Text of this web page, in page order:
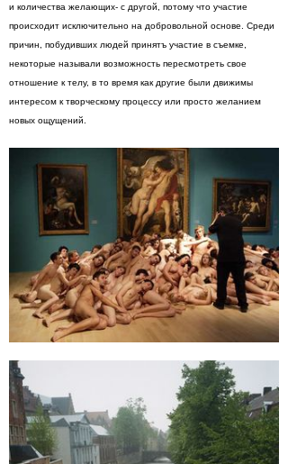
и количества желающих- с другой, потому что участие
происходит исключительно на добровольной основе. Среди
причин, побудивших людей принятъ участие в съемке,
некоторые называли возможность пересмотреть свое
отношение к телу, в то время как другие были движимы
интересом к творческому процессу или просто желанием
новых ощущений.